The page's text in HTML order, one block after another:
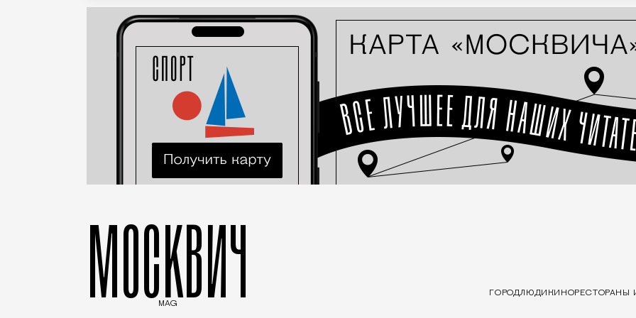
МОСКВИЧ
MAG
ГОРОДЛЮДИ КИНОРЕСТОРАНЫ